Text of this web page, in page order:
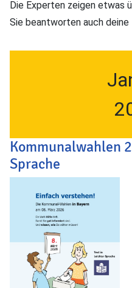
Die Experten zeigen etwas
Sie beantworten auch deine
Kommunalwahlen
Sprache